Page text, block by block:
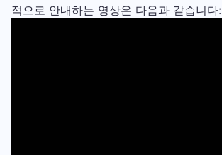
적으로 안내하는 영상은 다음과 같습니다: